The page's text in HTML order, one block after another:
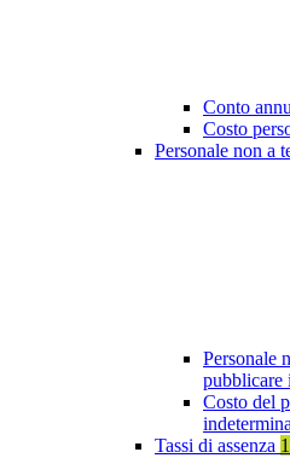
Conto
Costo
Personale non a
Personale
pubblicare
Costo del
Tassi di assenza